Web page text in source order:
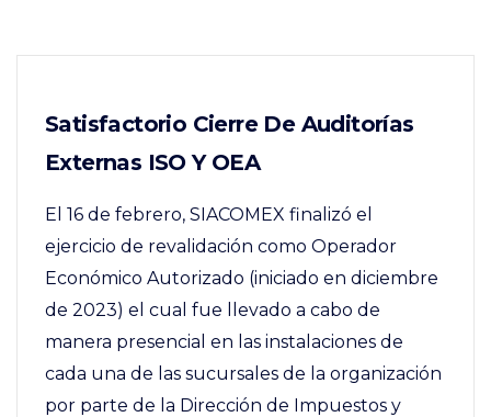
Satisfactorio Cierre De Auditorías
Externas ISO Y OEA
El 16 de febrero, SIACOMEX finalizó el
ejercicio de revalidación como Operador
Económico Autorizado (iniciado en diciembre
de 2023) el cual fue llevado a cabo de
manera presencial en las instalaciones de
cada una de las sucursales de la organización
por parte de la Dirección de Impuestos y